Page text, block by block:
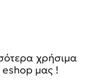
χρήσιμα
μας !